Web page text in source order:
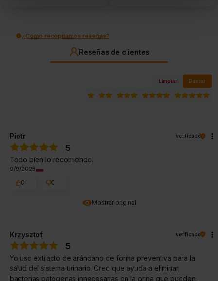
¿Cómo recopilamos reseñas?
Reseñas de clientes
Limpiar Buscar
Mostrar original
Piotr verificado
5
Todo bien lo recomiendo.
9/9/2025
0
0
Krzysztof verificado
5
Yo uso extracto de arándano de forma preventiva para la
salud del sistema urinario. Creo que ayuda a eliminar
bacterias patógenas innecesarias en la orina que pueden